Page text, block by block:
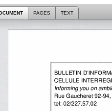
PAGES TEXT